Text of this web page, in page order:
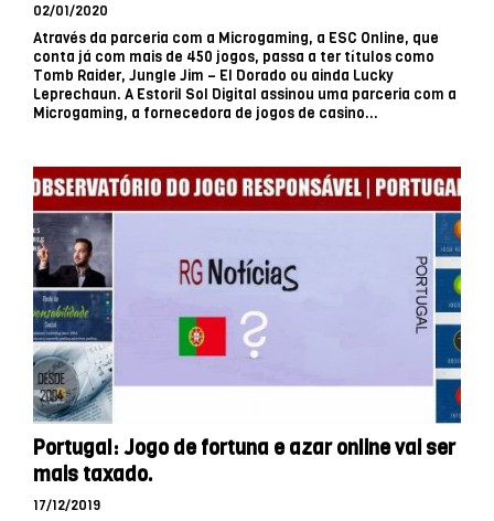
02/01/2020
Através da parceria com a Microgaming, a ESC Online, que
conta já com mais de 450 jogos, passa a ter títulos como
Tomb Raider, Jungle Jim – El Dorado ou ainda Lucky
Leprechaun. A Estoril Sol Digital assinou uma parceria com a
Microgaming, a fornecedora de jogos de casino...
Portugal: Jogo de fortuna e azar online vai ser
mais taxado.
17/12/2019